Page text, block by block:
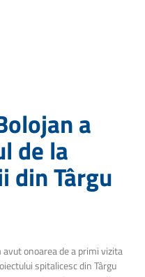
a
de la
Târgu
onoarea de a primi vizita
spitalicesc din Târgu